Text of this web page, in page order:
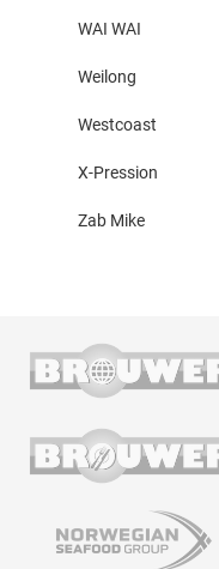
WAI WAI
Weilong
Westcoast
X-Pression
Zab Mike